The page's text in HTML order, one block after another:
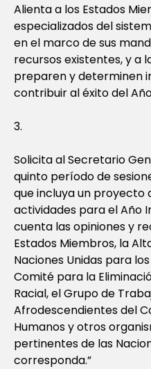
Alienta a los Estados
especializados del
en el marco de sus
recursos existentes, y a
preparen y determinen
contribuir al éxito del
3.
Solicita al Secretario
quinto período de
que incluya un proyecto
actividades para el Año
cuenta las opiniones y
Estados Miembros, la
Naciones Unidas para
Comité para la
Racial, el Grupo de
Afrodescendientes del
Humanos y otros
pertinentes de las
corresponda.”